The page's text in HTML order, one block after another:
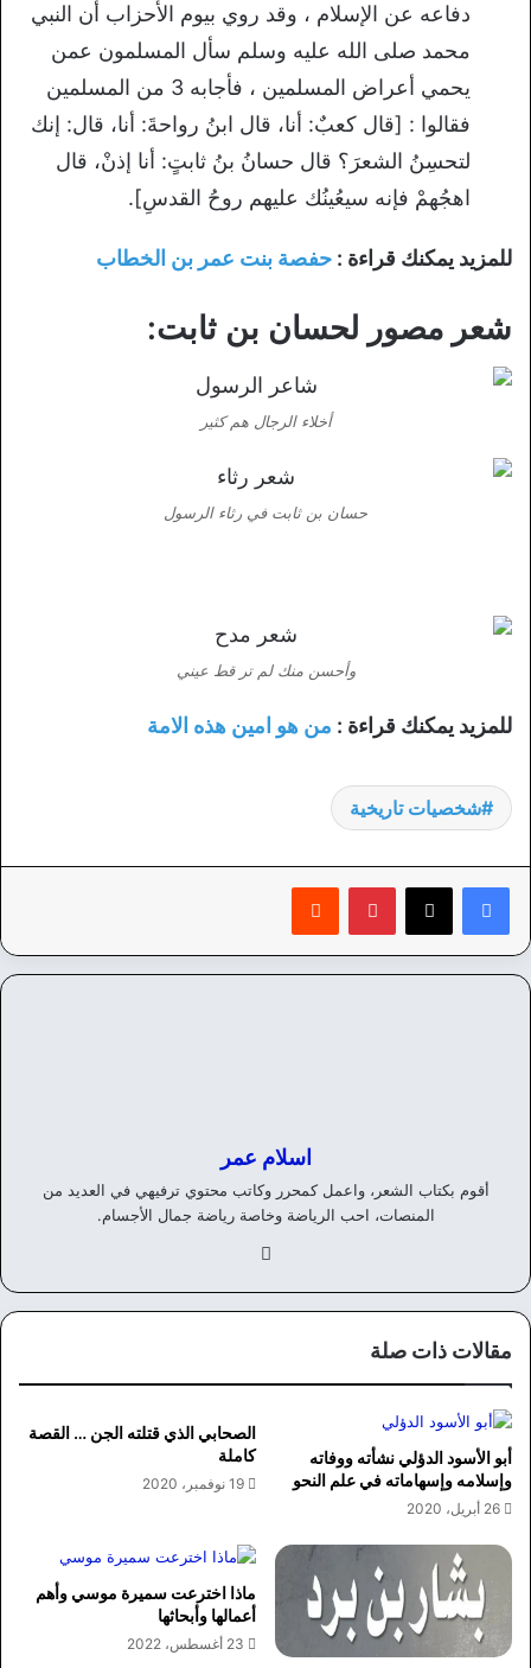
دفاعه عن الإسلام ، وقد روي بيوم الأحزاب أن النبي
محمد صلى الله عليه وسلم سأل المسلمون عمن
يحمي أعراض المسلمين ، فأجابه 3 من المسلمين
فقالوا : [قال كعبٌ: أنا، قال ابنُ رواحةَ: أنا، قال: إنك
لتحسِنُ الشعرَ؟ قال حسانُ بنُ ثابتٍ: أنا إذنْ، قال
اهجُهمْ فإنه سيعُينُك عليهم روحُ القدسِ].
للمزيد يمكنك قراءة : حفصة بنت عمر بن الخطاب
شعر مصور لحسان بن ثابت:
أخلاء الرجال هم كثير
حسان بن ثابت في رثاء الرسول
وأحسن منك لم تر قط عيني
للمزيد يمكنك قراءة : من هو امين هذه الامة
شخصيات تاريخية
بينتيريست
اسلام عمر
أقوم بكتاب الشعر، واعمل كمحرر وكاتب محتوي ترفيهي في العديد من
المنصات، احب الرياضة وخاصة رياضة جمال الأجسام.
وك
مقالات ذات صلة
أبو الأسود الدؤلي نشأته ووفاته
وإسلامه وإسهاماته في علم النحو
26 أبريل، 2020
الصحابي الذي قتلته الجن … القصة
كاملة
19 نوفمبر، 2020
ماذا اخترعت سميرة موسي وأهم
أعمالها وأبحاثها
23 أغسطس، 2022